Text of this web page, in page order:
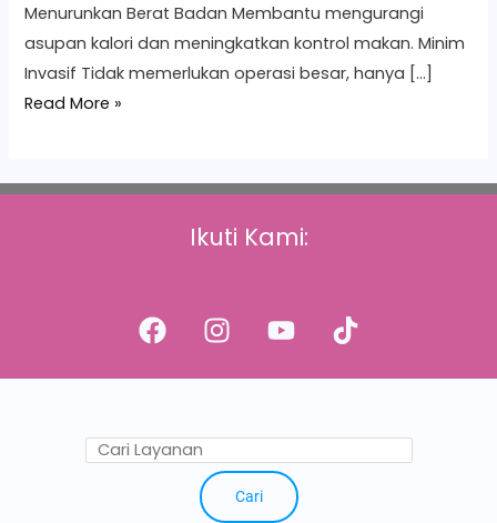
Menurunkan Berat Badan Membantu mengurangi
asupan kalori dan meningkatkan kontrol makan. Minim
Invasif Tidak memerlukan operasi besar, hanya […]
Read More »
Ikuti Kami:
Cari